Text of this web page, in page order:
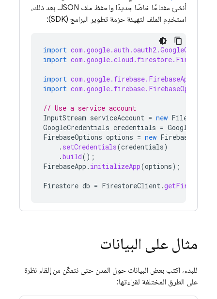
أنشئ مفتاحًا خاصًا جديدًا واحفظ ملف JSON. بعد ذلك،
استخدِم الملف لتهيئة حزمة تطوير البرامج (SDK):
import
import com.google.cloud.firestore.Firestore
import com.google.firebase.FirebaseApp
import com.google.firebase.FirebaseOptions
// Use a service account
InputStream serviceAccount = new
GoogleCredentials credentials =
FirebaseOptions options = new
. setCredentials(credentials)
.build();
FirebaseApp . initializeApp(options);
Firestore db = FirestoreClient.getFirestore
مثال على البيانات
للبدء، اكتب بعض البيانات حول المدن حتى نتمكّن من إلقاء نظرة
على الطرق المختلفة لقراءتها: